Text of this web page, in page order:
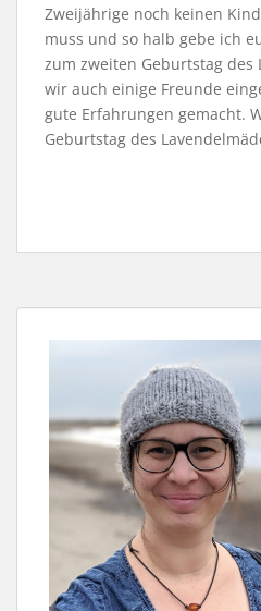
Zweijährige noch keinen
muss und so halb gebe ich
zum zweiten Geburtstag des
wir auch einige Freunde
gute Erfahrungen gemacht.
Geburtstag des